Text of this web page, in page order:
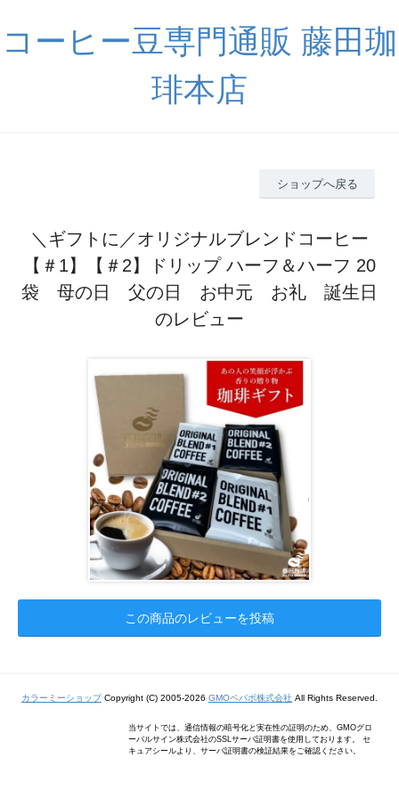
コーヒー豆専門通販 藤田珈
琲本店
ショップへ戻る
＼ギフトに／オリジナルブレンドコーヒー
【＃1】【＃2】ドリップ ハーフ＆ハーフ 20
袋 母の日 父の日 お中元 お礼 誕生日
のレビュー
この商品のレビューを投稿
カラーミーショップCopyright (C) 2005-2026 GMOペパボ株式会社 All Rights Reserved.
当サイトでは、通信情報の暗号化と実在性の証明のため、GMOグロ
ーバルサイン株式会社のSSLサーバ証明書を使用しております。 セ
キュアシールより、サーバ証明書の検証結果をご確認ください。